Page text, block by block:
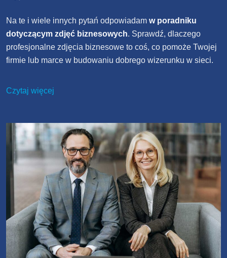
Na te i wiele innych pytań odpowiadam w poradniku
dotyczącym zdjęć biznesowych. Sprawdź, dlaczego
profesjonalne zdjęcia biznesowe to coś, co pomoże Twojej
firmie lub marce w budowaniu dobrego wizerunku w sieci.
Czytaj więcej